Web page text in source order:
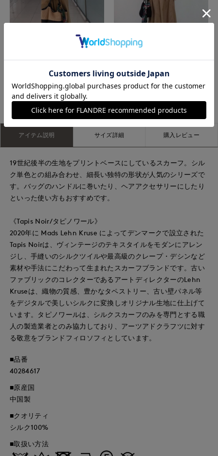
もっと見る
アイテム説明 サイズ詳細 購入レビュー
19世紀後半の生地をプリントベースにしているスカーフ。シル
ク単色との組み合わせ、細長い独特の形状が人気のシリーズで
す。バッグのハンドルに巻いたり、ヘアアクセサリーにしたり
といった使い方もおすすめです。
《Tapis Noir/タピノワール》
2020年に Mads Lehn Kruse によってデンマークで設立された
Tapis Noirは、ヴィンテージのテキスタイルをモダンにアレン
ジし、手縫いのシルクツイルや最高級のクレープ・デシンなど
素材や手法にこだわって生まれたスカーフブランドです。古い
ファブリックのコレクターであるアートディレクターのLehn
Kruseは、織物の質感、豊かなタペストリー、古い壁パネル等
をデジタルで美しいシルクに変換しオリジナル生地に仕上げて
います。タピノワールは、シルクスカーフのみを専門とする職
人の製造業者とのみ協力しており、アーツアドクラフツに対す
る敬意をブランドフィロソフィとしています。
■品番
40284617
■原産国
中国製
■クオリティ
シルク100%
■取扱い方法